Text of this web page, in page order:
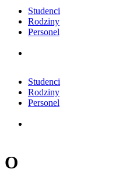
Studenci
Rodziny
Personel
Studenci
Rodziny
Personel
O